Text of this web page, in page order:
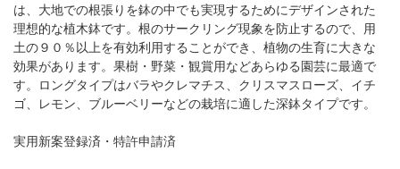
は、大地での根張りを鉢の中でも実現するためにデザインされた
理想的な植木鉢です。根のサークリング現象を防止するので、用
土の９０％以上を有効利用することができ、植物の生育に大きな
効果があります。果樹・野菜・観賞用などあらゆる園芸に最適で
す。ロングタイプはバラやクレマチス、クリスマスローズ、イチ
ゴ、レモン、ブルーベリーなどの栽培に適した深鉢タイプです。
実用新案登録済・特許申請済